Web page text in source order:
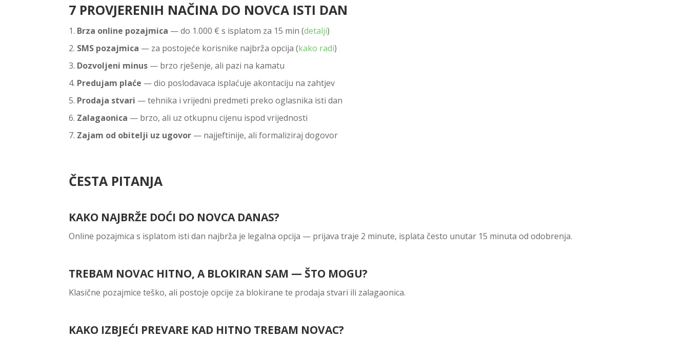
7 PROVJERENIH NAČINA DO NOVCA ISTI DAN
Brza online pozajmica — do 1.000 € s isplatom za 15 min (detalji)
SMS pozajmica — za postojeće korisnike najbrža opcija (kako radi)
Dozvoljeni minus — brzo rješenje, ali pazi na kamatu
Predujam plaće — dio poslodavaca isplaćuje akontaciju na zahtjev
Prodaja stvari — tehnika i vrijedni predmeti preko oglasnika isti dan
Zalagaonica — brzo, ali uz otkupnu cijenu ispod vrijednosti
Zajam od obitelji uz ugovor — najjeftinije, ali formaliziraj dogovor
ČESTA PITANJA
KAKO NAJBRŽE DOĆI DO NOVCA DANAS?
Online pozajmica s isplatom isti dan najbrža je legalna opcija — prijava traje 2 minute, isplata često unutar 15 minuta od odobrenja.
TREBAM NOVAC HITNO, A BLOKIRAN SAM — ŠTO MOGU?
Klasične pozajmice teško, ali postoje opcije za blokirane te prodaja stvari ili zalagaonica.
KAKO IZBJEĆI PREVARE KAD HITNO TREBAM NOVAC?